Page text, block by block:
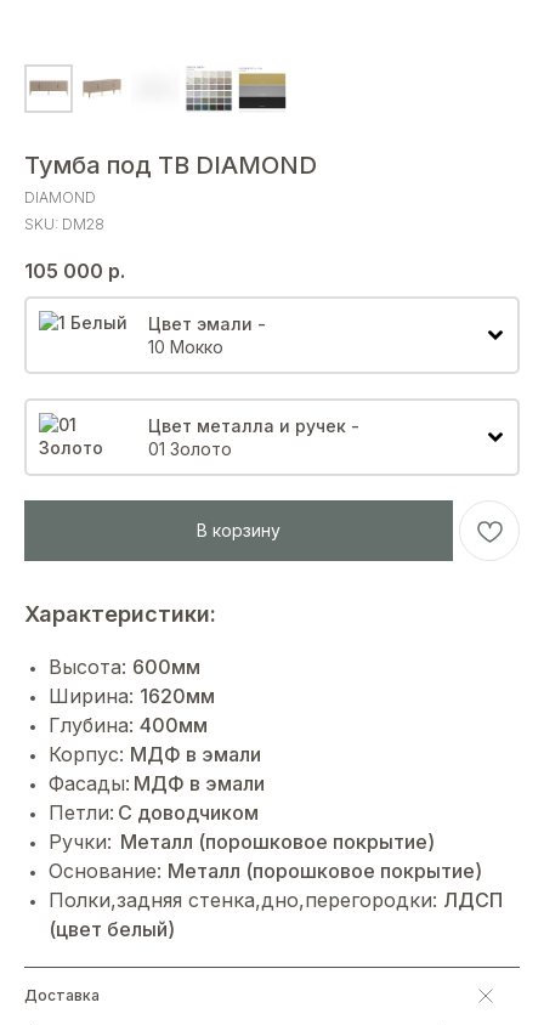
Тумба под ТВ DIAMOND
DIAMOND
SKU: DM28
105 000 р.
Цвет эмали -
10 Мокко
Цвет металла и ручек -
01 Золото
В корзину
Характеристики:
Высота: 600мм
Ширина: 1620мм
Глубина: 400мм
Корпус: МДФ в эмали
Фасады: МДФ в эмали
Петли: С доводчиком
Ручки: Металл (порошковое покрытие)
Основание: Металл (порошковое покрытие)
Полки,задняя стенка,дно,перегородки: ЛДСП
(цвет белый)
Доставка